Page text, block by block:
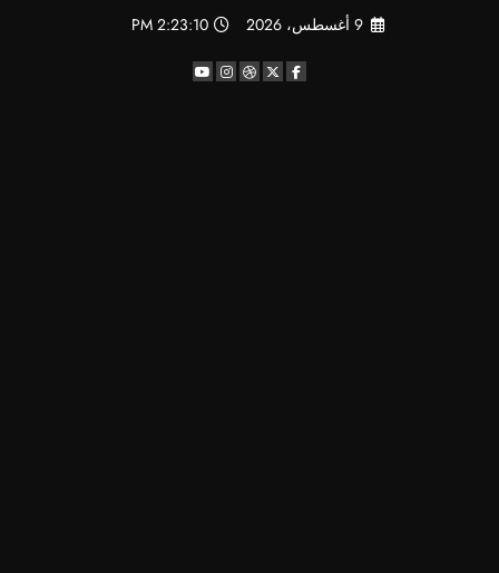
9 أغسطس، 2026 2:23:11 PM